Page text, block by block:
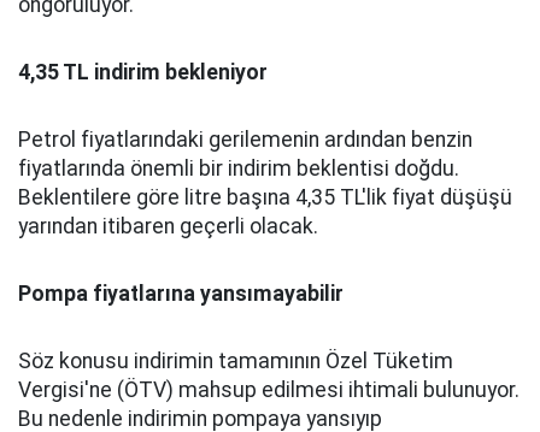
4,35 TL indirim bekleniyor
Petrol fiyatlarındaki gerilemenin ardından benzin
fiyatlarında önemli bir indirim beklentisi doğdu.
Beklentilere göre litre başına 4,35 TL'lik fiyat düşüşü
yarından itibaren geçerli olacak.
Pompa fiyatlarına yansımayabilir
Söz konusu indirimin tamamının Özel Tüketim
Vergisi'ne (ÖTV) mahsup edilmesi ihtimali bulunuyor.
Bu nedenle indirimin pompaya yansıyıp